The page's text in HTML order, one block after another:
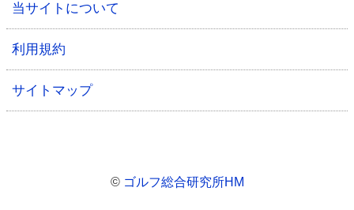
当サイトについて
利用規約
サイトマップ
© ゴルフ総合研究所HM